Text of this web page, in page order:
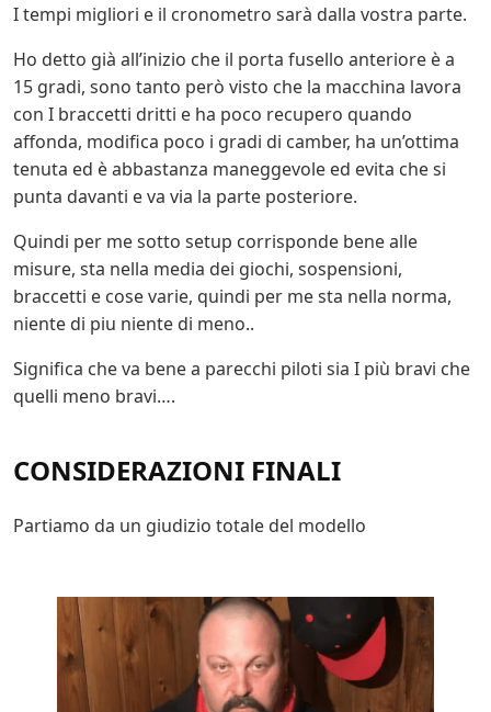
I tempi migliori e il cronometro sarà dalla vostra parte.
Ho detto già all’inizio che il porta fusello anteriore è a
15 gradi, sono tanto però visto che la macchina lavora
con I braccetti dritti e ha poco recupero quando
affonda, modifica poco i gradi di camber, ha un’ottima
tenuta ed è abbastanza maneggevole ed evita che si
punta davanti e va via la parte posteriore.
Quindi per me sotto setup corrisponde bene alle
misure, sta nella media dei giochi, sospensioni,
braccetti e cose varie, quindi per me sta nella norma,
niente di piu niente di meno..
Significa che va bene a parecchi piloti sia I più bravi che
quelli meno bravi….
CONSIDERAZIONI FINALI
Partiamo da un giudizio totale del modello